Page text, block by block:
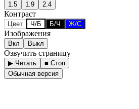
1.5 1.9 2.4
Контраст
Цвет Ч/Б Б/Ч Ж/С
Изображения
Вкл Выкл
Озвучить страницу
▶ Читать
■ Стоп
Обычная версия